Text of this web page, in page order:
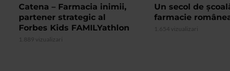
Catena – Farmacia inimii,
partener strategic al
Forbes Kids FAMILYathlon
1.889 vizualizari
Un secol de
farmacie
1.654 vizualizari